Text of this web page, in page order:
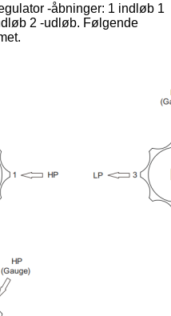
-åbninger: 1 indløb 1
2 -udløb. Følgende